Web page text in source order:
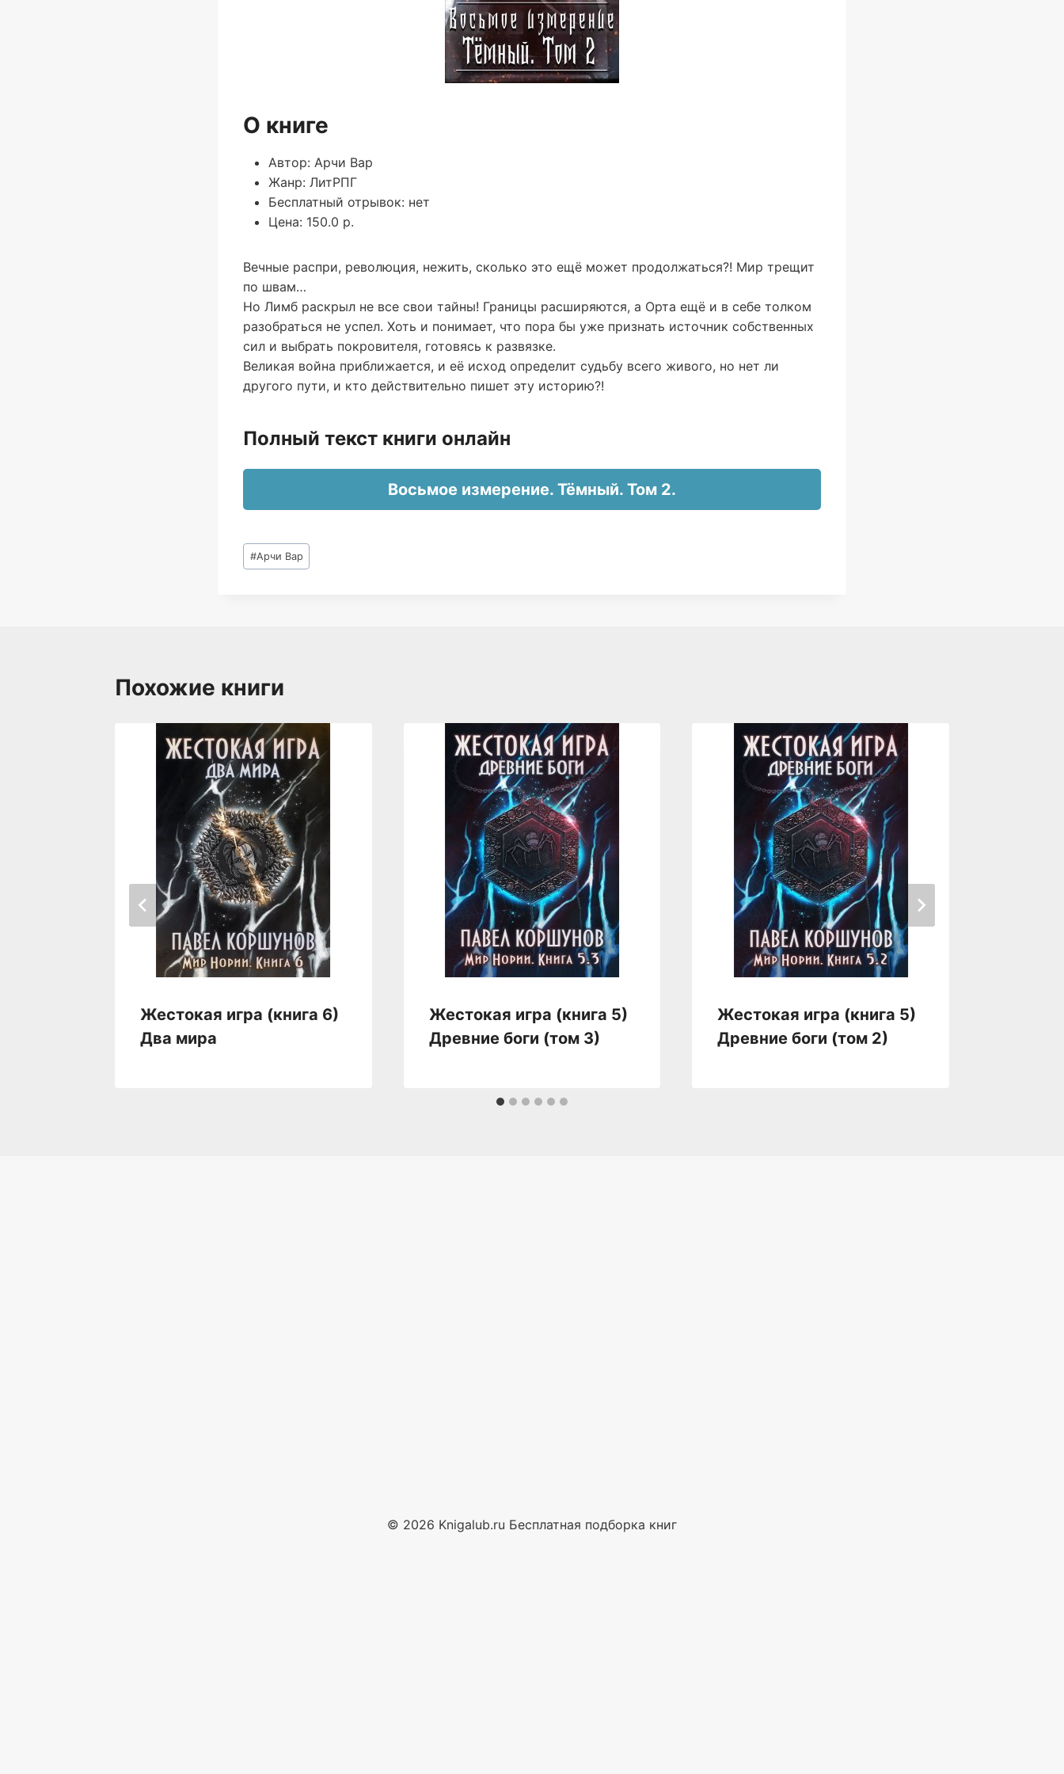
О книге
Автор: Арчи Вар
Жанр: ЛитРПГ
Бесплатный отрывок: нет
Цена: 150.0 р.
Вечные распри, революция, нежить, сколько это ещё может продолжаться?! Мир трещит
по швам…
Но Лимб раскрыл не все свои тайны! Границы расширяются, а Орта ещё и в себе толком
разобраться не успел. Хоть и понимает, что пора бы уже признать источник собственных
сил и выбрать покровителя, готовясь к развязке.
Великая война приближается, и её исход определит судьбу всего живого, но нет ли
другого пути, и кто действительно пишет эту историю?!
Полный текст книги онлайн
Восьмое измерение. Тёмный. Том 2.
Метки
записи:
#Арчи Вар
Похожие книги
Жестокая игра (книга 6)
Два мира
Жестокая игра (книга 5)
Древние боги (том 3)
Жестокая игра (книга 5)
Древние боги (том 2)
© 2026 Knigalub.ru Бесплатная подборка книг